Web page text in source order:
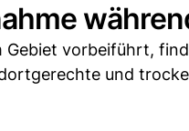
Gebiet vorbeiführt,
und